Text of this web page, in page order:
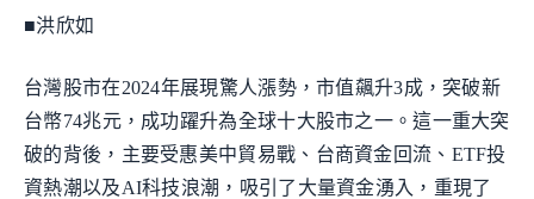
■洪欣如
台灣股市在2024年展現驚人漲勢，市值飆升3成，突破新
台幣74兆元，成功躍升為全球十大股市之一。這一重大突
破的背後，主要受惠美中貿易戰、台商資金回流、ETF投
資熱潮以及AI科技浪潮，吸引了大量資金湧入，重現了